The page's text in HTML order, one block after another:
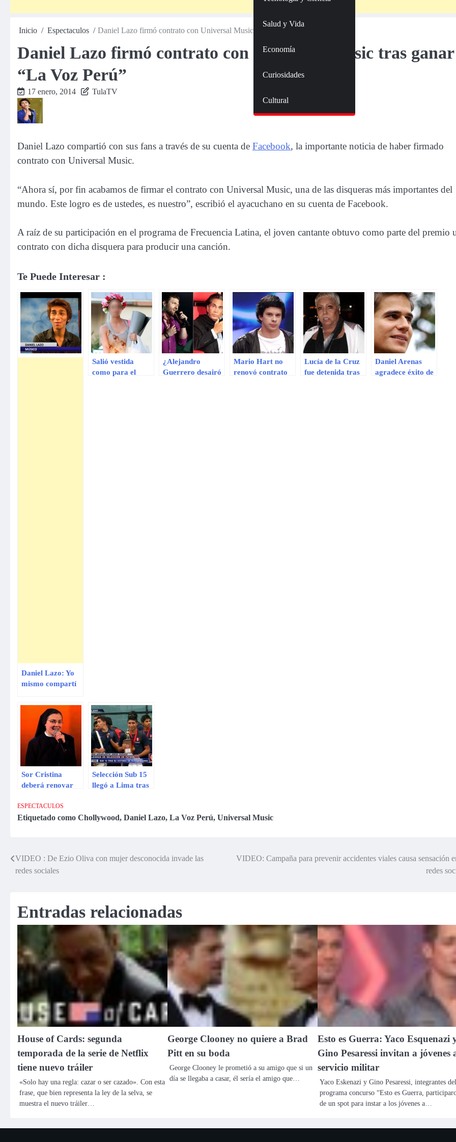
Salud y Vida
Economía
Curiosidades
Cultural
Inicio Espectaculos Daniel Lazo firmó contrato con Universal Music tras ganar “La Voz Perú”
Daniel Lazo firmó contrato con Universal Music tras ganar
“La Voz Perú”
17 enero, 2014 TulaTV
Daniel Lazo compartió con sus fans a través de su cuenta de Facebook, la importante noticia de haber firmado
contrato con Universal Music.
“Ahora sí, por fin acabamos de firmar el contrato con Universal Music, una de las disqueras más importantes del
mundo. Este logro es de ustedes, es nuestro”, escribió el ayacuchano en su cuenta de Facebook.
A raíz de su participación en el programa de Frecuencia Latina, el joven cantante obtuvo como parte del premio
contrato con dicha disquera para producir una canción.
Te Puede Interesar :
Daniel Lazo: Yo
mismo compartí
‘Chimoltrufia’
Salió vestida
como para el
¿Alejandro
Guerrero desairó
Mario Hart no
renovó contrato
Lucía de la Cruz
fue detenida tras
Daniel Arenas
agradece éxito de
Sor Cristina
deberá renovar
ganar ‘La Voz
Italia’
Selección Sub 15
llegó a Lima tras
ESPECTACULOS
Etiquetado como Chollywood, Daniel Lazo, La Voz Perú, Universal Music
Navegación
VIDEO : De Ezio Oliva con mujer desconocida invade las
redes sociales
VIDEO: Campaña para prevenir accidentes viales causa sensación
redes
Entradas relacionadas
House of Cards: segunda
temporada de la serie de Netflix
tiene nuevo tráiler
«Solo hay una regla: cazar o ser cazado». Con esta
frase, que bien representa la ley de la selva, se
muestra el nuevo tráiler…
George Clooney no quiere a Brad
Pitt en su boda
George Clooney le prometió a su amigo que si un
día se llegaba a casar, él sería el amigo que…
Esto es Guerra: Yaco Esquenazi
Gino Pesaressi invitan a jóvenes
servicio militar
Yaco Eskenazi y Gino Pesaressi, integrantes del
programa concurso “Esto es Guerra,
de un spot para instar a los jóvenes a…